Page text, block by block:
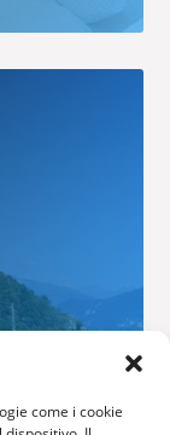
come i cookie